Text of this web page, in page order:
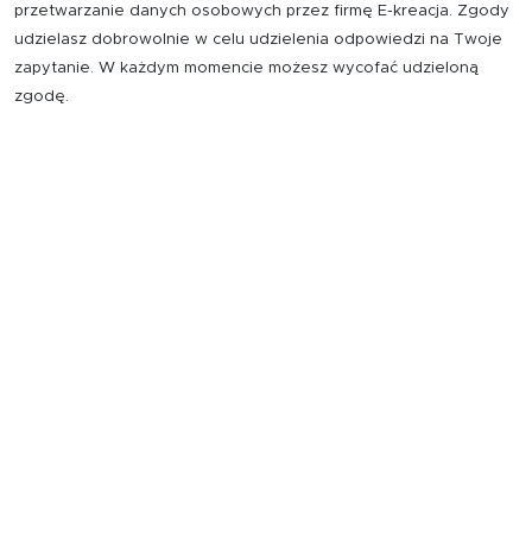
przetwarzanie danych osobowych przez firmę E-kreacja. Zgody
udzielasz dobrowolnie w celu udzielenia odpowiedzi na Twoje
zapytanie. W każdym momencie możesz wycofać udzieloną
zgodę.